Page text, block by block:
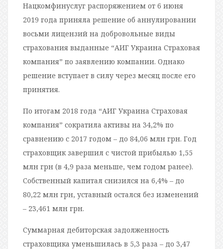
Нацкомфинуслуг распоряжением от 6 июня
2019 года приняла решение об аннулировании
восьми лицензий на добровольные виды
страхования выданные “АИГ Украина Страховая
компания” по заявлению компании. Однако
решение вступает в силу через месяц после его
принятия.
По итогам 2018 года “АИГ Украина Страховая
компания” сократила активы на 34,2% по
сравнению с 2017 годом – до 84,06 млн грн. Год
страховщик завершил с чистой прибылью 1,55
млн грн (в 4,9 раза меньше, чем годом ранее).
Собственный капитал снизился на 6,4% – до
80,22 млн грн, уставный остался без изменений
– 23,461 млн грн.
Суммарная дебиторская задолженность
страховщика уменьшилась в 5,3 раза – до 3,47